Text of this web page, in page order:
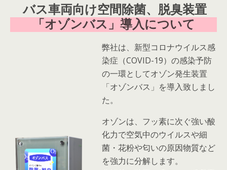
バス車両向け空間除菌、脱臭装置
「オゾンバス」導入について
弊社は、新型コロナウイルス感
染症（COVID-19）の感染予防
の一環としてオゾン発生装置
「オゾンバス」を導入致しまし
た。
オゾンは、フッ素に次ぐ強い酸
化力で空気中のウイルスや細
菌・花粉や匂いの原因物質など
を強力に分解します。